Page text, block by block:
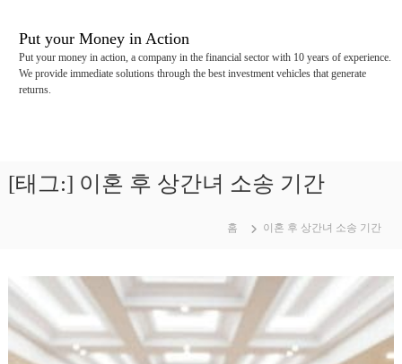
Put your Money in Action
Put your money in action, a company in the financial sector with 10 years of experience.
We provide immediate solutions through the best investment vehicles that generate
returns.
[태그:] 이혼 후 상간녀 소송 기간
홈 이혼 후 상간녀 소송 기간